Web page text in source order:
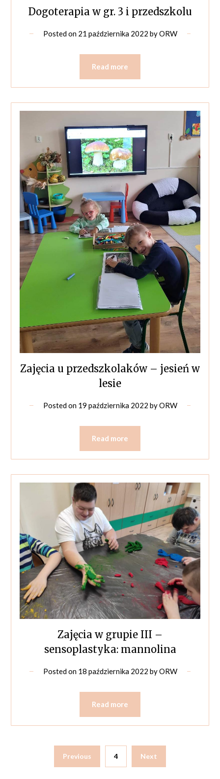
Dogoterapia w gr. 3 i przedszkolu
Posted on 21 października 2022 byORW
Read more
Zajęcia u przedszkolaków – jesień w
lesie
Posted on 19 października 2022 byORW
Read more
Zajęcia w grupie III –
sensoplastyka: mannolina
Posted on 18 października 2022 byORW
Read more
Previous 4 Next